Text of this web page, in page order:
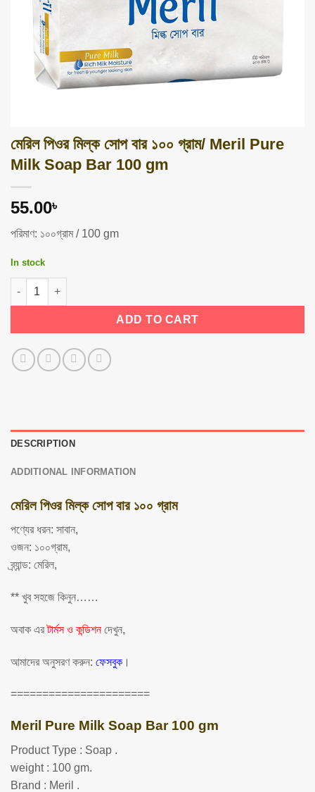
মেরিল পিওর মিল্ক সোপ বার ১০০ গ্রাম/ Meril Pure
Milk Soap Bar 100 gm
55.00৳
পরিমাণ: ১০০গ্রাম / 100 gm
In stock
মেরিল পিওর মিল্ক সোপ বার ১০০ গ্রাম/ Meril Pure Milk Soap Bar 100 gm
ADD TO CART
DESCRIPTION
ADDITIONAL INFORMATION
মেরিল পিওর মিল্ক সোপ বার ১০০ গ্রাম
পণ্যের ধরন: সাবান,
ওজন: ১০০গ্রাম,
ব্র্যান্ড: মেরিল,
** খুব সহজে কিনুন……
অবাক এরটার্মস ও কন্ডিশন দেখুন,
আমাদের অনুসরণ করুন: ফেসবুক ।
======================
Meril Pure Milk Soap Bar 100 gm
Product Type : Soap .
weight : 100 gm.
Brand : Meril .